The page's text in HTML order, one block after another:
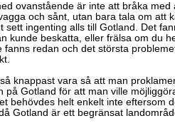
ovanstående är inte att bråka med
och sånt, utan bara tala om att
sett ingenting alls till Gotland. Det
kunde beskatta, eller frälsa om du
fanns redan och det största
knappast vara så att man
på Gotland för att man ville
behövdes helt enkelt inte eftersom
Gotland är ett begränsat